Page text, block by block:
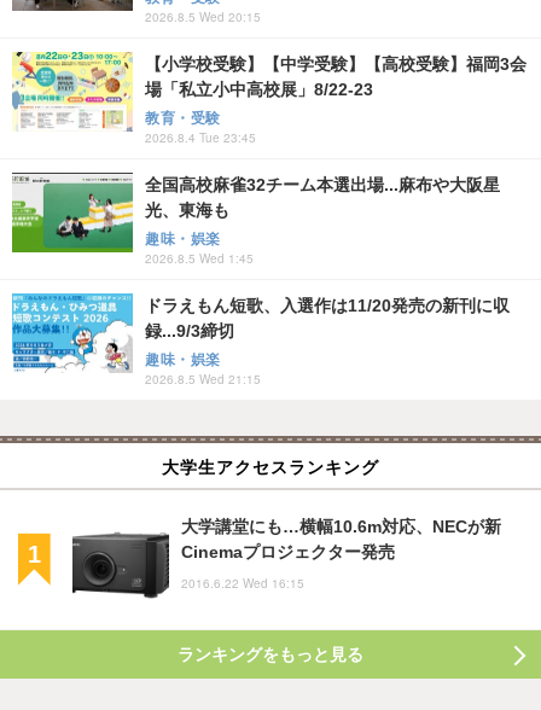
2026.8.5 Wed 20:15
【小学校受験】【中学受験】【高校受験】福岡3会
場「私立小中高校展」8/22-23
教育・受験
2026.8.4 Tue 23:45
全国高校麻雀32チーム本選出場...麻布や大阪星
光、東海も
趣味・娯楽
2026.8.5 Wed 1:45
ドラえもん短歌、入選作は11/20発売の新刊に収
録...9/3締切
趣味・娯楽
2026.8.5 Wed 21:15
大学生アクセスランキング
大学講堂にも…横幅10.6m対応、NECが新
Cinemaプロジェクター発売
2016.6.22 Wed 16:15
ランキングをもっと見る